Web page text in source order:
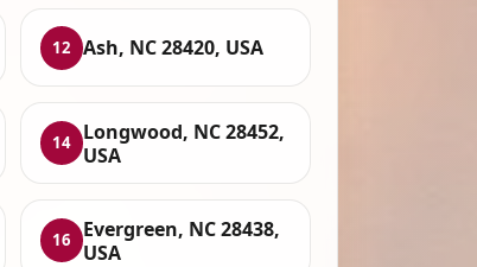
12 Ash, NC 28420, USA
14
Longwood, NC 28452,
USA
16
Evergreen, NC 28438,
USA